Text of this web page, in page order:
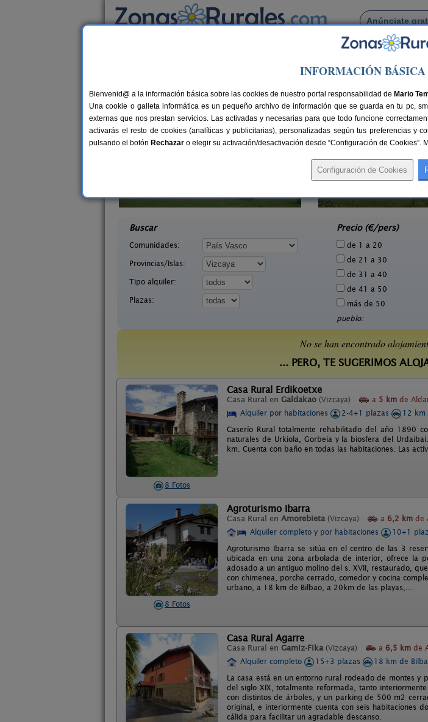
Anúnciate
Busca por pueblo
Casas Rurales cerca de Aldana
24 €
Agroturismo Ordaola
Buscar
Comunidades:
Provincias/Islas:
Tipo alquiler:
Plazas:
Precio (€/pers)
de 1 a 20
de 21 a 30
de 31 a 40
de 41 a 50
más de 50
pueblo:
No se han encontrado
... PERO, TE SUGERIMOS
8 Fotos
Casa Rural Erdikoetxe
Casa Rural en Galdakao (Vizcaya) a 5 km de
Alquiler por habitaciones
2-4+1 plazas
12 km
Caserío Rural totalmente rehabilitado del año 1890
naturales de Urkiola, Gorbeia y la biosfera del
km. Cuenta con baño en todas las habitaciones. Las
8 Fotos
Agroturismo Ibarra
Casa Rural en Amorebieta (Vizcaya) a 6,2 km de
Alquiler completo y por habitaciones
10+1
Agroturismo Ibarra se sitúa en el centro de las 3
ubicada en una zona arbolada de interior, ofrece la
adosado a un antiguo molino del s. XVII, restaurado,
con chimenea, porche cerrado, comedor y cocina
urbano, a 18 km de Bilbao, a 20km de las playas,...
Casa Rural Agarre
Casa Rural en Gamiz-Fika (Vizcaya) a 6,5 km de
Alquiler completo
15+3 plazas
18 km de
La casa está en un entorno rural rodeado de montes y
del siglo XIX, totalmente reformada, tanto
con distintos de árboles, y un parking de 500 m2
original, e interiormente cuenta con seis habitaciones
cálida para facilitar un agradable descanso.
INFORMACIÓN
Bienvenid@ a la información básica sobre las cookies de nuestro portal responsabilidad de Mario
Una cookie o galleta informática es un pequeño archivo de información que se guarda en tu pc,
externas que nos prestan servicios. Las activadas y necesarias para que todo funcione
activarás el resto de cookies (analíticas y publicitarias), personalizadas según tus preferencias y
pulsando el botón Rechazar o elegir su activación/desactivación desde “Configuración de Cookies”.